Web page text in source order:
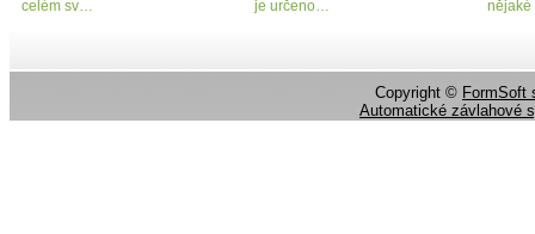
celém sv…
je určeno…
Copyright © FormSoft
Automatické závlahové